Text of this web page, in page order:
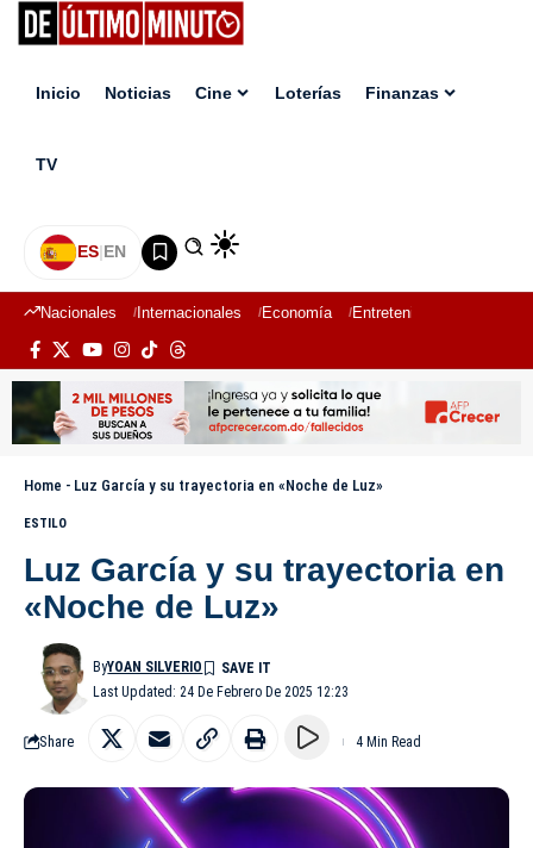
Inicio Noticias Cine Loterías Finanzas
TV
ES|EN
Nacionales Internacionales Economía Entretenimiento
Home - Luz García y su trayectoria en «Noche de Luz»
ESTILO
Luz García y su trayectoria en
«Noche de Luz»
Last Updated: 24 De Febrero De 2025 12:23
ByYOAN SILVERIO
Share 4 Min Read